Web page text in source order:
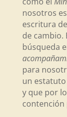
nosotros
escritura
de cambio.
búsqueda
para
un estatuto
y que por
contención